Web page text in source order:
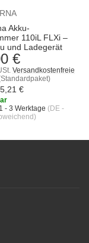
Akku-
110iL FLXi –
und Ladegerät
€
Versandkostenfreie
€
1 - 3 Werktage (DE -